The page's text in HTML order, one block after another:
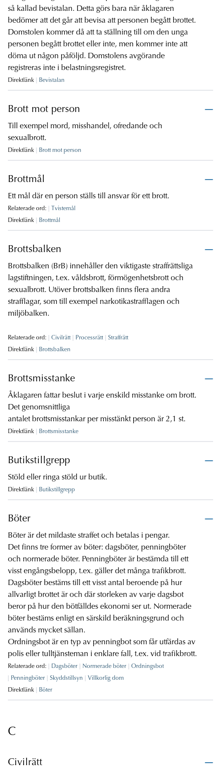
så kallad bevistalan. Detta görs bara när åklagaren
bedömer att det går att bevisa att personen begått brottet.
Domstolen kommer då att ta ställning till om den unga
personen begått brottet eller inte, men kommer inte att
döma ut någon påföljd. Domstolens avgörande
registreras inte i belastningsregistret.
Direktlänk Bevistalan
Brott mot person
Till exempel mord, misshandel, ofredande och
sexualbrott.
Direktlänk Brott mot person
Brottmål
Ett mål där en person ställs till ansvar för ett brott.
Relaterade ord:
Tvistemål
Direktlänk
Brottmål
Brottsbalken
Brottsbalken (BrB) innehåller den viktigaste straffrättsliga
lagstiftningen, t.ex. våldsbrott, förmögenhetsbrott och
sexualbrott. Utöver brottsbalken finns flera andra
strafflagar, som till exempel narkotikastrafflagen och
miljöbalken.
Relaterade ord: Civilrätt Processrätt
Straffrätt
Direktlänk
Brottsbalken
Brottsmisstanke
Åklagaren fattar beslut i varje enskild misstanke om brott.
Det genomsnittliga
antalet brottsmisstankar per misstänkt person är 2,1 st.
Direktlänk Brottsmisstanke
Butikstillgrepp
Stöld eller ringa stöld ur butik.
Direktlänk Butikstillgrepp
Böter
Böter är det mildaste straffet och betalas i pengar.
Det finns tre former av böter: dagsböter, penningböter
och normerade böter. Penningböter är bestämda till ett
visst engångsbelopp, t.ex. gäller det många trafikbrott.
Dagsböter bestäms till ett visst antal beroende på hur
allvarligt brottet är och där storleken av varje dagsbot
beror på hur den bötfälldes ekonomi ser ut. Normerade
böter bestäms enligt en särskild beräkningsgrund och
används mycket sällan.
Ordningsbot är en typ av penningbot som får utfärdas av
polis eller tulltjänsteman i enklare fall, t.ex. vid trafikbrott.
Relaterade ord: Dagsböter Normerade böter
Ordningsbot
Penningböter
Skyddstillsyn
Villkorlig dom
Direktlänk
Böter
C
Civilrätt